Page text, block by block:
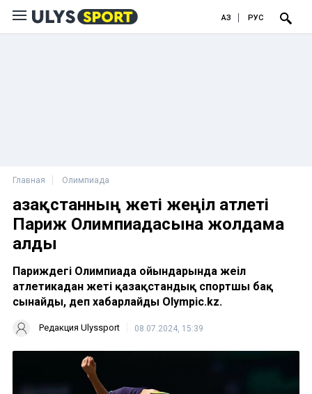
ҚАЗ РУС
Главная Олимпиада
Қазақстанның жеті жеңіл атлеті
Париж Олимпиадасына жолдама
алды
Париждегі Олимпиада ойындарында жеңіл
атлетикадан жеті қазақстандық спортшы бақ
сынайды, деп хабарлайды Olympic.kz.
Редакция Ulyssport 08.07.2024, 15:39